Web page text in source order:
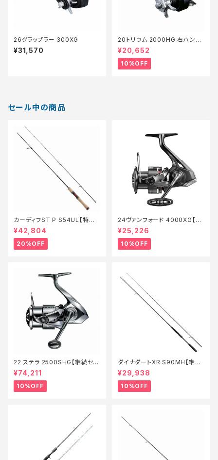
26グラップラー 300XG
¥31,570
20トリウム 2000HG 右ハンド
ル【継続セール_リール】【10】
¥20,652
10%OFF
セール中の商品
カーディフST P S54UL【特価
ロッド】【20】
¥42,804
20%OFF
24ヴァンフォード 4000XG【継
続セール_リール】【10】
¥25,226
10%OFF
22 ステラ 2500SHG【継続セー
ル_リール】【10】
¥74,211
10%OFF
ダイナダートXR S90MH【継続
セール_ロッド】【10】
¥29,938
10%OFF